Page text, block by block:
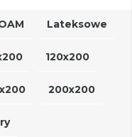
Lateksowe
120x200
200x200